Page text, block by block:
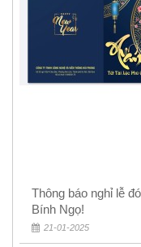
Thông báo nghỉ lễ
Bính Ngọ!
21-01-2025